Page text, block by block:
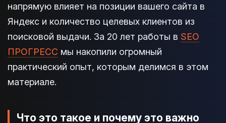
напрямую влияет на позиции вашего сайта в
Яндекс и количество целевых клиентов из
поисковой выдачи. За 20 лет работы в SEO
ПРОГРЕСС мы накопили огромный
практический опыт, которым делимся в этом
материале.
Что это такое и почему это важно